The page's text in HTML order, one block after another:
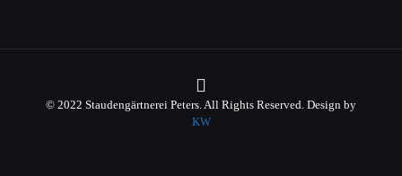
© 2022 Staudengärtnerei Peters. All Rights Reserved. Design by
KW